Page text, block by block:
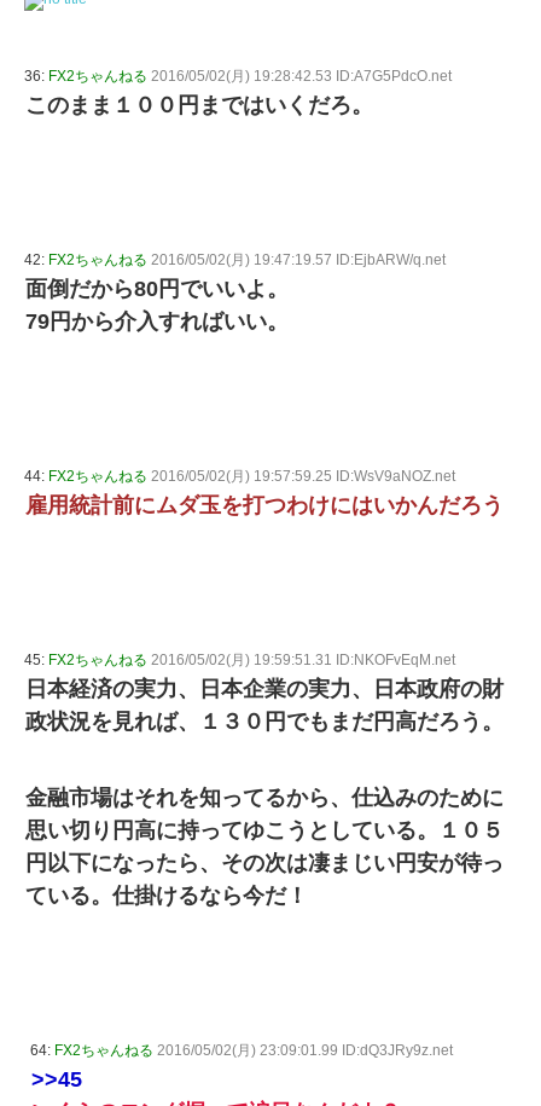
36: FX2ちゃんねる 2016/05/02(月) 19:28:42.53 ID:A7G5PdcO.net
このまま１００円まではいくだろ。
42: FX2ちゃんねる 2016/05/02(月) 19:47:19.57 ID:EjbARW/q.net
面倒だから80円でいいよ。
79円から介入すればいい。
44: FX2ちゃんねる 2016/05/02(月) 19:57:59.25 ID:WsV9aNOZ.net
雇用統計前にムダ玉を打つわけにはいかんだろう
45: FX2ちゃんねる 2016/05/02(月) 19:59:51.31 ID:NKOFvEqM.net
日本経済の実力、日本企業の実力、日本政府の財
政状況を見れば、１３０円でもまだ円高だろう。
金融市場はそれを知ってるから、仕込みのために
思い切り円高に持ってゆこうとしている。１０５
円以下になったら、その次は凄まじい円安が待っ
ている。仕掛けるなら今だ！
64: FX2ちゃんねる 2016/05/02(月) 23:09:01.99 ID:dQ3JRy9z.net
>>45